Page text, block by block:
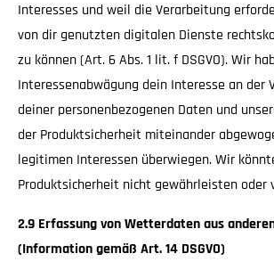
Interesses und weil die Verarbeitung
von dir genutzten digitalen Dienste
zu können (Art. 6 Abs. 1 lit. f DSGVO). Wir
Interessenabwägung dein Interesse an der
deiner personenbezogenen Daten und
der Produktsicherheit miteinander
legitimen Interessen überwiegen. Wir
Produktsicherheit nicht gewährleisten oder
2.9 Erfassung von Wetterdaten aus
(Information gemäß Art. 14 DSGVO)